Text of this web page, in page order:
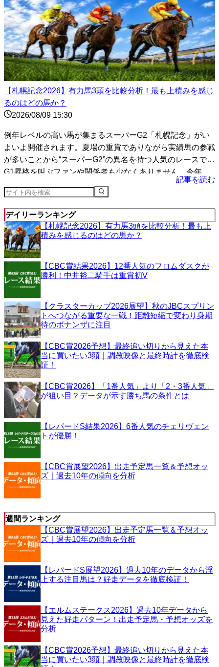
【札幌記念2026】有力馬3頭を比較分析！最も上積みを感じ
るのはどの馬か？
2026/08/09 15:30
例年レベルの高い馬が集まるスーパーG2「札幌記念」がい
よいよ開催されます。夏場の重賞でありながら実績馬の参戦
が多いことから“スーパーG2”の異名を持つ人気のレースで、
G1昇格を叫ぶファンや関係者も少なくありません。今年
記事を読む
デイリーランキング
【札幌記念2026】有力馬3頭を比較分析！最も上
積みを感じるのはどの馬か？
【CBC賞結果2026】12番人気のフロムダスクが
勝利！中井裕二騎手は重賞初V
【クラスターカップ2026展望】秋のJBCスプリン
トへつながる重要な一戦！距離短縮で変わり身期
待のボナンザに注目
【CBC賞2026予想】最終追い切りから見えた本
当に買いたい3頭｜調教映像と最終時計を徹底検
証！
【CBC賞2026】「1番人気」より「2・3番人気」
が狙い目？データが示す勝ち馬の条件とは
【レパードS結果2026】6番人気のチェリヴェン
トが優勝！
【CBC賞展望2026】出走予定馬一覧＆予想オッ
ズ｜過去10年の傾向を分析
週間ランキング
【CBC賞展望2026】出走予定馬一覧＆予想オッ
ズ｜過去10年の傾向を分析
【レパードS展望2026】過去10年のデータから浮
上する注目馬は？好走データを徹底検証！
【エルムステークス2026】過去10年データから
見えた好走パターン！出走予定馬・予想オッズを
分析
【CBC賞2026予想】最終追い切りから見えた本
当に買いたい3頭｜調教映像と最終時計を徹底検